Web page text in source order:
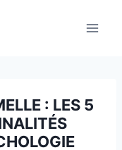
: LES 5